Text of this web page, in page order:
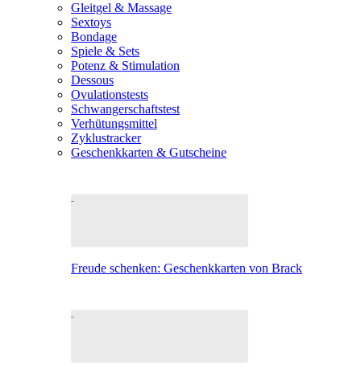
Gleitgel & Massage
Sextoys
Bondage
Spiele & Sets
Potenz & Stimulation
Dessous
Ovulationstests
Schwangerschaftstest
Verhütungsmittel
Zyklustracker
Geschenkkarten & Gutscheine
Freude schenken: Geschenkkarten von Brack